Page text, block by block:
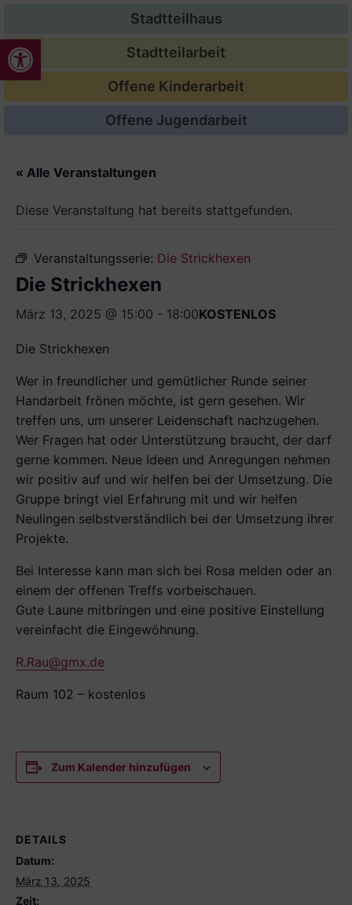
Werkzeugleiste öffnen
Stadtteilhaus
Stadtteilarbeit
Offene Kinderarbeit
Offene Jugendarbeit
« Alle Veranstaltungen
Diese Veranstaltung hat bereits stattgefunden.
Veranstaltungsserie: Die Strickhexen
Die Strickhexen
März 13, 2025 @ 15:00 - 18:00KOSTENLOS
Die Strickhexen
Wer in freundlicher und ge­mütlicher Runde seiner
Handarbeit frönen möchte, ist gern gesehen. Wir
treffen uns, um unserer Leidenschaft nachzugehen.
Wer Fragen hat oder Unterstützung braucht, der darf
gerne kommen. Neue Ideen und Anregungen nehmen
wir positiv auf und wir helfen bei der Umsetzung. Die
Gruppe bringt viel Erfahrung mit und wir helfen
Neulingen selbstverständlich bei der Umsetzung ihrer
Projekte.
Bei Interesse kann man sich bei Rosa melden oder an
einem der offenen Treffs vorbeischauen.
Gute Laune mitbringen und eine positive Ein­stellung
vereinfacht die Eingewöhnung.
R.Rau@gmx.de
Raum 102 – kostenlos
Zum Kalender hinzufügen
DETAILS
Datum:
März 13, 2025
Zeit: